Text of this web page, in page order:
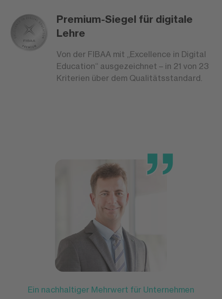
Premium-Siegel für digitale
Lehre
Von der FIBAA mit „Excellence in Digital
Education“ ausgezeichnet – in 21 von 23
Kriterien über dem Qualitätsstandard.
Ein nachhaltiger Mehrwert für Unternehmen